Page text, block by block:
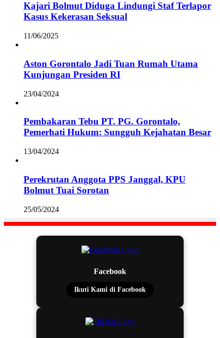
Kajari Bolmut Diduga Lindungi Staf Terlapor
Kasus Kekerasan Seksual
11/06/2025
Aston Gorontalo Jadi Tuan Rumah Utama
Kunjungan Presiden RI
23/04/2024
Pembakaran Tebu PT. PG. Gorontalo,
Pemerhati Hukum: Sungguh Kejahatan Besar
13/04/2024
Perekrutan Anggota PPS Janggal, KPU
Bolmut Tuai Sorotan
25/05/2024
Facebook
Ikuti Kami di Facebook